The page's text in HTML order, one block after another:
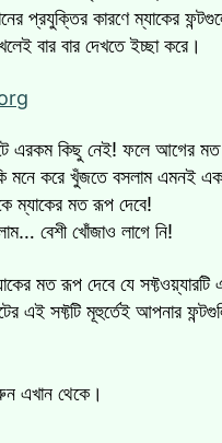
প্রযুক্তির কারণে ম্যাকের
বার বার দেখতে ইচ্ছা করে।
এরকম কিছু নেই! ফলে আগের মত
করে খুঁজতে বসলাম এমনই এক
ম্যাকের মত রূপ দেবে!
বেশী খোঁজাও লাগে নি!
মত রূপ দেবে যে সফ্টওয়্যারটি
এই সফ্টটি মূহুর্তেই আপনার
এখান থেকে।